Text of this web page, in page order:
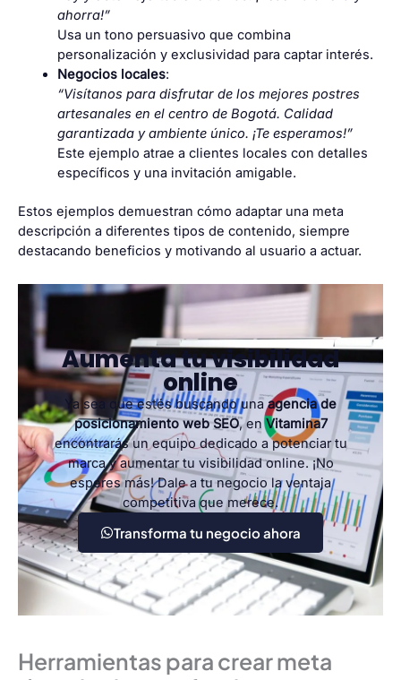
ahorra!”
Usa un tono persuasivo que combina
personalización y exclusividad para captar interés.
Negocios locales:
“Visítanos para disfrutar de los mejores postres
artesanales en el centro de Bogotá. Calidad
garantizada y ambiente único. ¡Te esperamos!”
Este ejemplo atrae a clientes locales con detalles
específicos y una invitación amigable.
Estos ejemplos demuestran cómo adaptar una meta
descripción a diferentes tipos de contenido, siempre
destacando beneficios y motivando al usuario a actuar.
Aumenta tu visibilidad
online
Ya sea que estés buscando unaagencia de
posicionamiento web SEO, enVitamina7
encontrarás un equipo dedicado a potenciar tu
marca y aumentar tu visibilidad online. ¡No
esperes más! Dale a tu negocio la ventaja
competitiva que merece.
Transforma tu negocio ahora
Herramientas para crear meta